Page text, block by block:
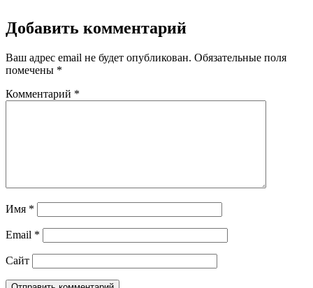
Добавить комментарий
Ваш адрес email не будет опубликован. Обязательные поля
помечены *
Комментарий *
Имя *
Email *
Сайт